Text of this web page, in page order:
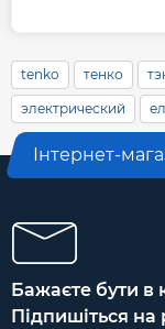
tenko тенко
электрический
Інтернет-
Бажаєте бути в
Підпишіться на